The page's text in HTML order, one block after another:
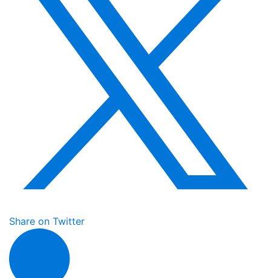
Share on Twitter